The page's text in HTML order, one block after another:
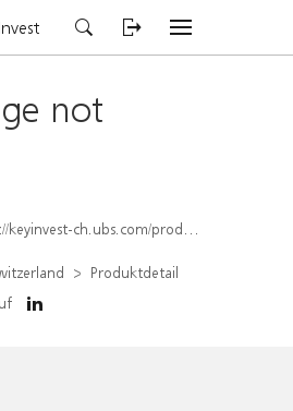
not
ch.ubs.com/produkt/detail/index/isin/CH1563449904
Produktdetail